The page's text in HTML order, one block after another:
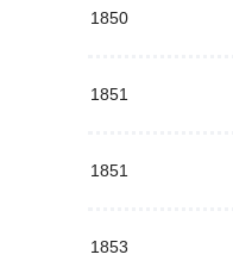
1850
1851
1851
1853